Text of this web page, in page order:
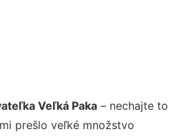
Veľká Paka – nechajte to
prešlo veľké množstvo